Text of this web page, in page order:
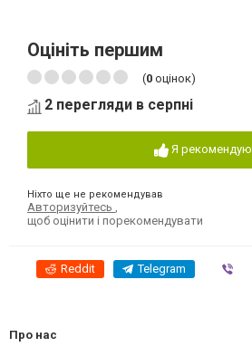
Оцініть першим
(0 оцінок)
2 перегляди в серпні
Я рекомендую
Ніхто ще не рекомендував
Авторизуйтесь
щоб оцінити і порекомендувати
Reddit Telegram
Про нас